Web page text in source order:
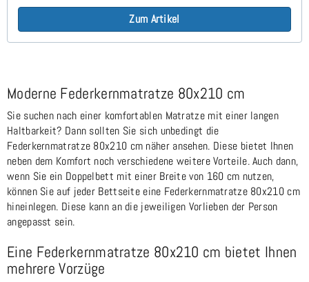
Zum Artikel
Moderne Federkernmatratze 80x210 cm
Sie suchen nach einer komfortablen Matratze mit einer langen
Haltbarkeit? Dann sollten Sie sich unbedingt die
Federkernmatratze 80x210 cm näher ansehen. Diese bietet Ihnen
neben dem Komfort noch verschiedene weitere Vorteile. Auch dann,
wenn Sie ein Doppelbett mit einer Breite von 160 cm nutzen,
können Sie auf jeder Bettseite eine Federkernmatratze 80x210 cm
hineinlegen. Diese kann an die jeweiligen Vorlieben der Person
angepasst sein.
Eine Federkernmatratze 80x210 cm bietet Ihnen
mehrere Vorzüge